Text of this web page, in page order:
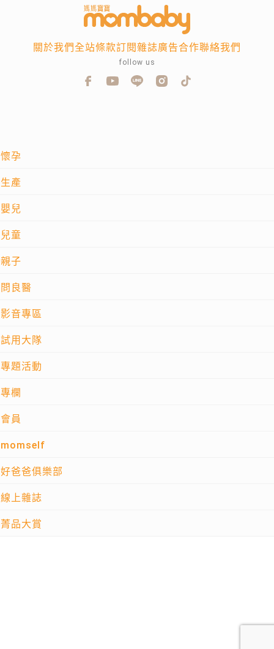
懷孕
生產
嬰兒
兒童
親子
問良醫
影音專區
試用大隊
專題活動
專欄
會員
momself
好爸爸俱樂部
線上雜誌
菁品大賞
關於我們全站條款訂閱雜誌廣告合作聯絡我們
follow us